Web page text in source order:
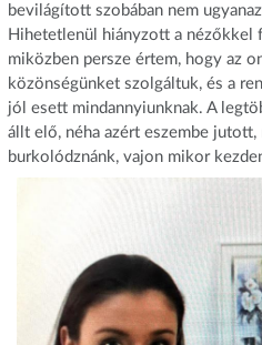
bevilágított szobában nem
Hihetetlenül hiányzott a nézőkkel
miközben persze értem, hogy az
közönségünket szolgáltuk, és a
jól esett mindannyiunknak. A
állt elő, néha azért eszembe jutott,
burkolódznánk, vajon mikor